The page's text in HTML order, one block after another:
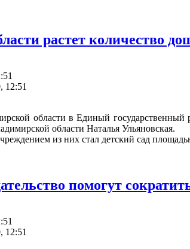
растет количество
12:51
области в Единый
области Наталья Ульяновская.
из них стал детский сад
помогут
12:51